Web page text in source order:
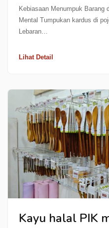
Kebiasaan Menumpuk Barang
Mental Tumpukan kardus di
Lebaran…
Lihat Detail
Kayu halal PIK